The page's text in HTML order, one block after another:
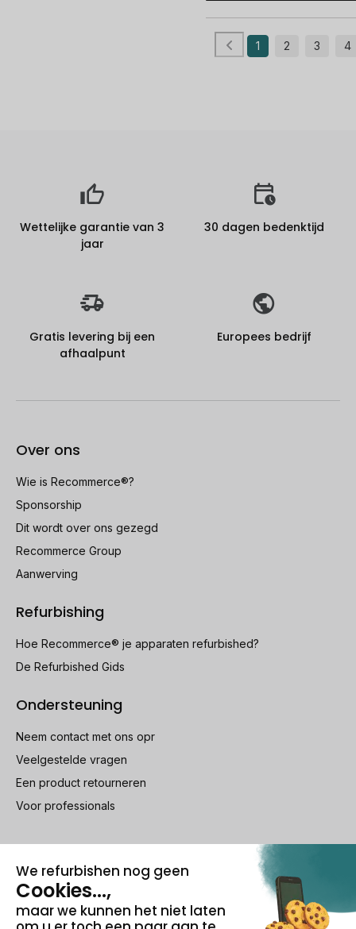
1 2 3 4
Wettelijke garantie van 3
jaar
30 dagen bedenktijd
Gratis levering bij een
afhaalpunt
Europees bedrijf
Over ons
Wie is Recommerce®?
Sponsorship
Dit wordt over ons gezegd
Recommerce Group
Aanwerving
Refurbishing
Hoe Recommerce® je apparaten refurbished?
De Refurbished Gids
Ondersteuning
Neem contact met ons opr
Veelgestelde vragen
Een product retourneren
Voor professionals
100% beveiligde betaling